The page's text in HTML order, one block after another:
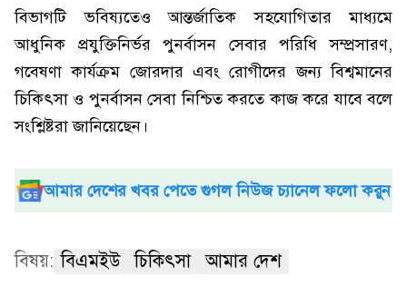
বিভাগটি ভবিষ্যতেও আন্তর্জাতিক সহযোগিতার মাধ্যমে
আধুনিক প্রযুক্তিনির্ভর পুনর্বাসন সেবার পরিধি সম্প্রসারণ,
গবেষণা কার্যক্রম জোরদার এবং রোগীদের জন্য বিশ্বমানের
চিকিৎসা ও পুনর্বাসন সেবা নিশ্চিত করতে কাজ করে যাবে বলে
সংশ্লিষ্টরা জানিয়েছেন।
আমার দেশের খবর পেতে গুগল নিউজ চ্যানেল ফলো করুন
বিষয়: বিএমইউ চিকিৎসা আমার দেশ